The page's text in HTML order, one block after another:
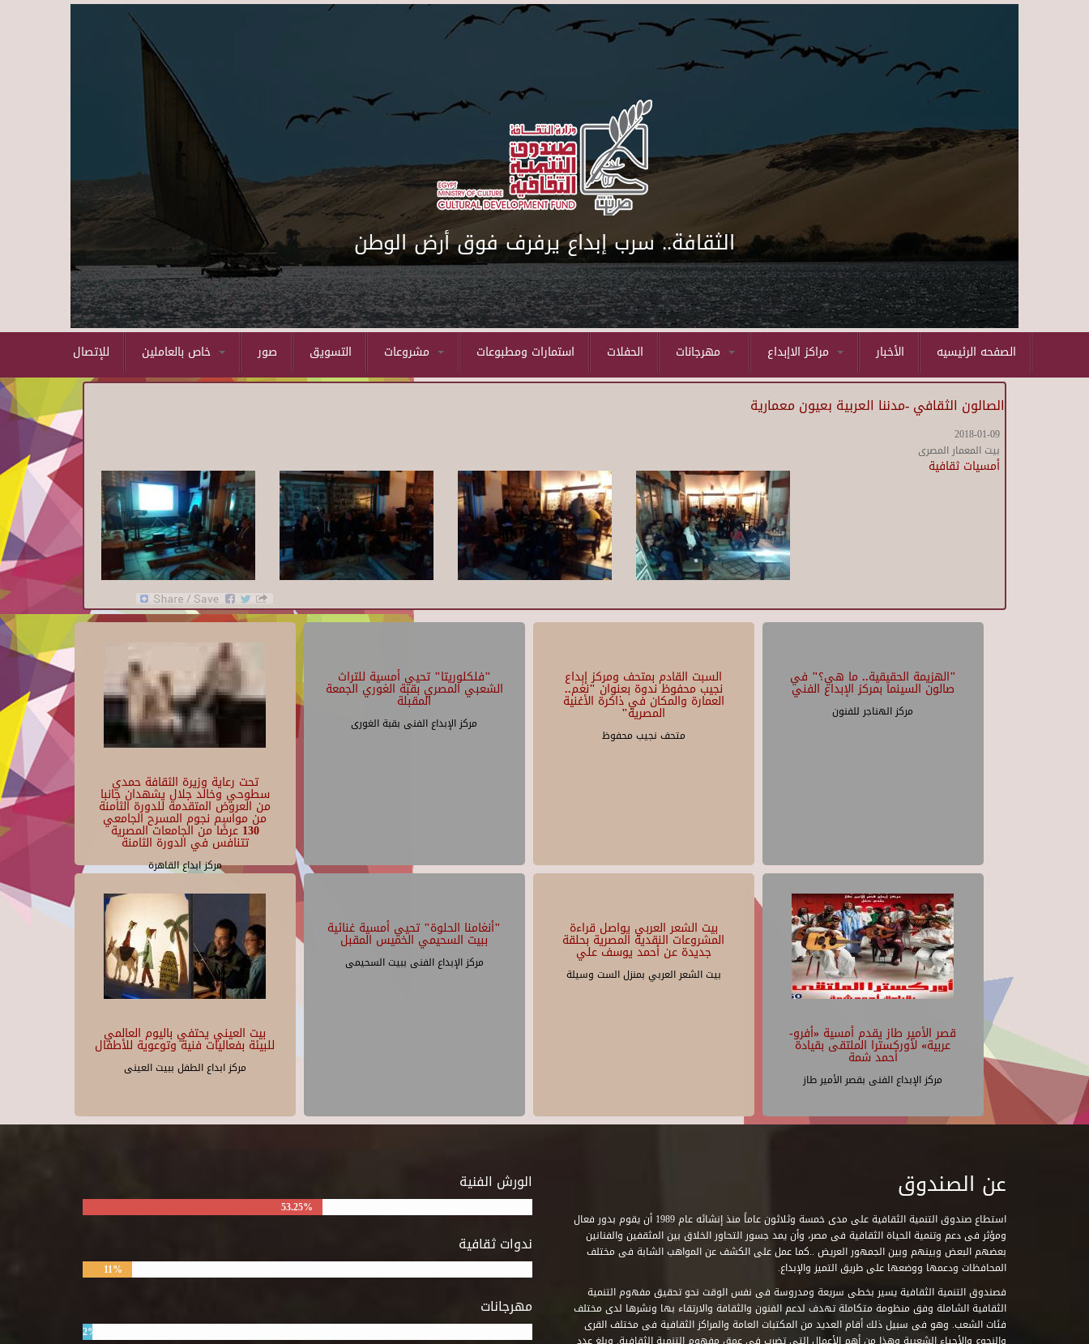
Skip to main content
الثقافة.. سرب إبداع يرفرف فوق أرض الوطن
للإتصال صور التسويق استمارات ومطبوعات الحفلات الأخبار الصفحه الرئيسيه
الصالون الثقافي -مدننا العربية بعيون معمارية
2018-01-09
بيت المعمار المصرى
أمسيات ثقافية
تحت رعاية وزيرة الثقافة حمدي
سطوحي وخالد جلال يشهدان جانبا
من العروض المتقدمة للدورة الثامنة
من مواسم نجوم المسرح الجامعي
130 عرضًا من الجامعات المصرية
تتنافس في الدورة الثامنة
مركز ابداع القاهرة
"فلكلوريتا" تحيي أمسية للتراث
الشعبي المصري بقبة الغوري الجمعة
المقبلة
مركز الإبداع الفنى بقبة الغورى
السبت القادم بمتحف ومركز إبداع
نجيب محفوظ ندوة بعنوان "نغم..
العمارة والمكان في ذاكرة الأغنية
المصرية"
متحف نجيب محفوظ
"الهزيمة الحقيقية.. ما هي؟" في
صالون السينما بمركز الإبداع الفني
مركز الهناجر للفنون
بيت العيني يحتفي باليوم العالمي
للبيئة بفعاليات فنية وتوعوية للأطفال
مركز ابداع الطفل ببيت العينى
"أنغامنا الحلوة" تحيي أمسية غنائية
ببيت السحيمي الخميس المقبل
مركز الإبداع الفنى ببيت السحيمى
بيت الشعر العربي يواصل قراءة
المشروعات النقدية المصرية بحلقة
جديدة عن أحمد يوسف علي
بيت الشعر العربي بمنزل الست وسيلة
قصر الأمير طاز يقدم أمسية «أفرو-
عربية» لأوركسترا الملتقى بقيادة
أحمد شمة
مركز الإبداع الفنى بقصر الأمير طاز
الورش الفنية
53.25%
ندوات ثقافية
11%
مهرجانات
2%
عن الصندوق
استطاع صندوق التنمية الثقافية على مدى خمسة وثلاثون عاماً منذ إنشائه عام 1989 أن يقوم بدور فعال
ومؤثر فى دعم وتنمية الحياة الثقافية فى مصر، وأن يمد جسور التحاور الخلاق بين المثقفين والفنانين
بعضهم البعض وبينهم وبين الجمهور العريض ..كما عمل على الكشف عن المواهب الشابة فى مختلف
المحافظات ودعمها ووضعها على طريق التميز والإبداع.
فصندوق التنمية الثقافية يسير بخطى سريعة ومدروسة فى نفس الوقت نحو تحقيق مفهوم التنمية
الثقافية الشاملة وفق منظومة متكاملة تهدف لدعم الفنون والثقافة والارتقاء بها ونشرها لدى مختلف
فئات الشعب. وهو فى سبيل ذلك أقام العديد من المكتبات العامة والمراكز الثقافية فى مختلف القرى